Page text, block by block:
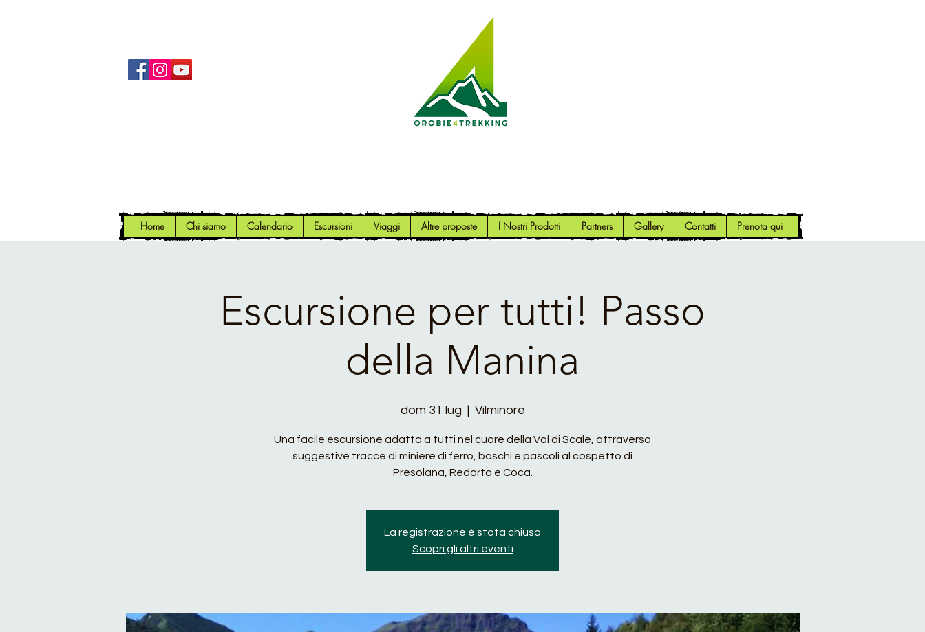
Home Chi siamo Calendario Escursioni Viaggi Altre proposte I Nostri Prodotti Partners Gallery Contatti Prenota qui
Escursione per tutti! Passo
della Manina
dom 31 lug
  |
Vilminore
Una facile escursione adatta a tutti nel cuore della Val di Scale, attraverso
suggestive tracce di miniere di ferro, boschi e pascoli al cospetto di
Presolana, Redorta e Coca.
La registrazione è stata chiusa
Scopri gli altri eventi